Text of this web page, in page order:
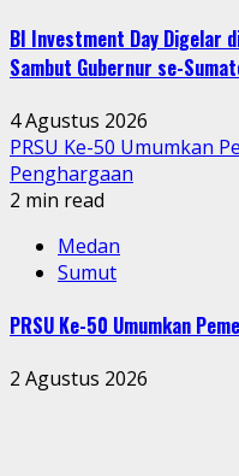
BI Investment Day Digelar
Sambut Gubernur se-
4 Agustus 2026
PRSU Ke-50 Umumkan
Penghargaan
2 min read
Medan
Sumut
PRSU Ke-50 Umumkan
2 Agustus 2026